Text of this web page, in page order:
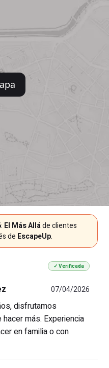
: El Más Alláde clientes
de EscapeUp.
✓ Verificada
07/04/2026
disfrutamos
más. Experiencia
en familia o con